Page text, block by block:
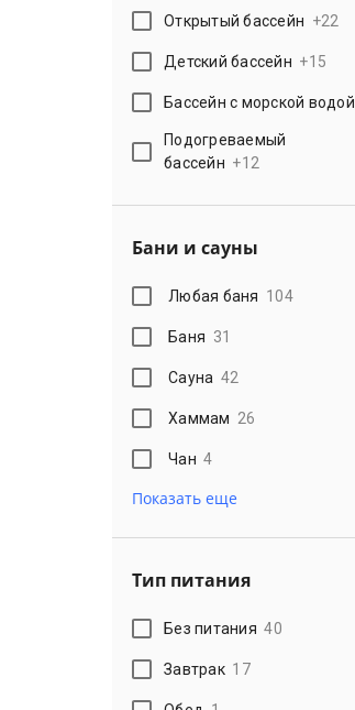
Открытый бассейн +22
Детский бассейн +15
Бассейн с морской водой
Подогреваемый
бассейн +12
Бани и сауны
Любая баня 104
Баня 31
Сауна 42
Хаммам 26
Чан 4
Показать еще
Тип питания
Без питания 40
Завтрак 17